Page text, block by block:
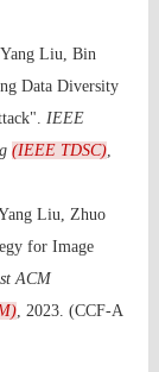
Liu, Bin
Data Diversity
IEEE
(IEEE TDSC),
Liu, Zhuo
for Image
ACM
, 2023. (CCF-A